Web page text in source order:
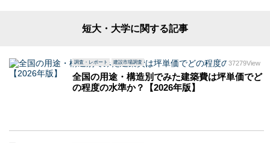
短大・大学に関する記事
調査・レポート 建設市場調査 37279View
全国の用途・構造別でみた建築費は坪単価でど
の程度の水準か？【2026年版】